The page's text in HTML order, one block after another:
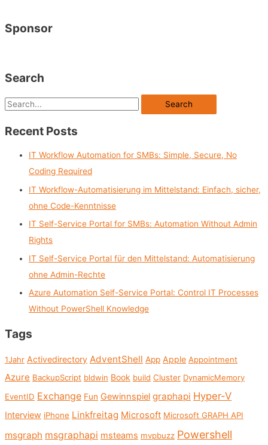
Sponsor
Search
S
a
Recent Posts
IT Workflow Automation for SMBs: Simple, Secure, No
Coding Required
IT Workflow-Automatisierung im Mittelstand: Einfach, sicher,
ohne Code-Kenntnisse
IT Self-Service Portal for SMBs: Automation Without Admin
Rights
IT Self-Service Portal für den Mittelstand: Automatisierung
ohne Admin-Rechte
Azure Automation Self-Service Portal: Control IT Processes
Without PowerShell Knowledge
Tags
1Jahr Activedirectory AdventShell App Apple Appointment
Azure BackupScript bldwin Book build Cluster DynamicMemory
EventID Exchange Fun Gewinnspiel graphapi Hyper-V
Interview iPhone Linkfreitag Microsoft Microsoft GRAPH API
msgraph msgraphapi msteams mvpbuzz Powershell